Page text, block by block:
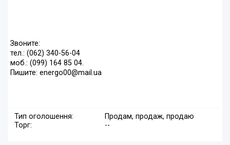
Звоните:
тел.: (062) 340-56-04
моб.: (099) 164 85 04.
Пишите: energo00@mail.ua
Тип оголошення:
Продам, продаж, продаю
Торг:
--